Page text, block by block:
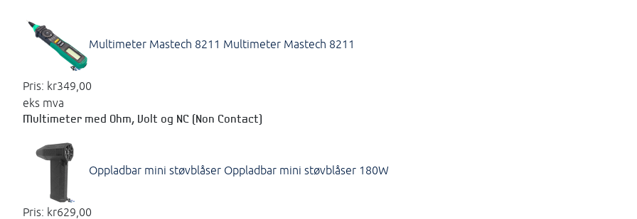
Multimeter Mastech 8211 Multimeter Mastech 8211
Pris: kr349,00
eks mva
Multimeter med Ohm, Volt og NC (Non Contact)
Oppladbar mini støvblåser Oppladbar mini støvblåser 180W
Pris: kr629,00